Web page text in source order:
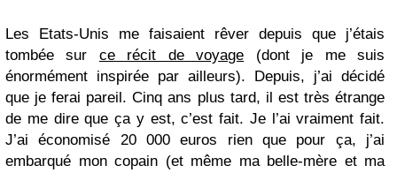
Les Etats-Unis me faisaient rêver depuis que j’étais
tombée sur ce récit de voyage (dont je me suis
énormément inspirée par ailleurs). Depuis, j’ai décidé
que je ferai pareil. Cinq ans plus tard, il est très étrange
de me dire que ça y est, c’est fait. Je l’ai vraiment fait.
J’ai économisé 20 000 euros rien que pour ça, j’ai
embarqué mon copain (et même ma belle-mère et ma